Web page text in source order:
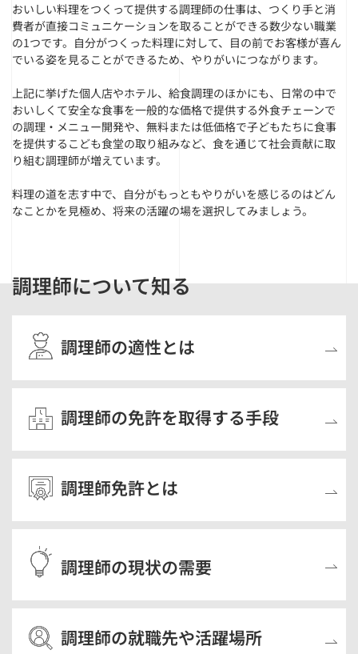
おいしい料理をつくって提供する調理師の仕事は、つくり手と消
費者が直接コミュニケーションを取ることができる数少ない職業
の1つです。自分がつくった料理に対して、目の前でお客様が喜ん
でいる姿を見ることができるため、やりがいにつながります。
上記に挙げた個人店やホテル、給食調理のほかにも、日常の中で
おいしくて安全な食事を一般的な価格で提供する外食チェーンで
の調理・メニュー開発や、無料または低価格で子どもたちに食事
を提供するこども食堂の取り組みなど、食を通じて社会貢献に取
り組む調理師が増えています。
料理の道を志す中で、自分がもっともやりがいを感じるのはどん
なことかを見極め、将来の活躍の場を選択してみましょう。
調理師について知る
調理師の適性とは
調理師の免許を取得する手段
調理師免許とは
調理師の現状の需要
調理師の就職先や活躍場所